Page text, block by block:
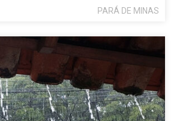
PARÁ DE MINAS